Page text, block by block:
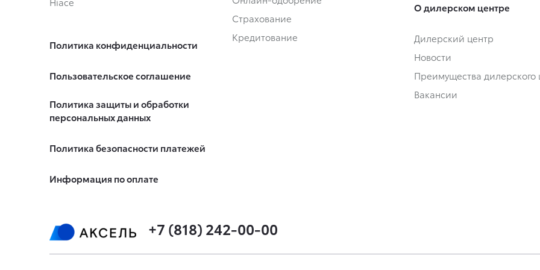
Политика конфиденциальности
Пользовательское соглашение
Политика защиты и обработки
персональных данных
Политика безопасности платежей
Информация по оплате
Страхование
Кредитование
О дилерском центре
Дилерский центр
Новости
Преимущества дилерского
Вакансии
+7 (818) 242-00-00